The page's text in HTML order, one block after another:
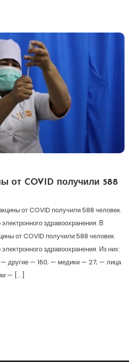
от COVID получили 588
от COVID получили 588 человек.
здравоохранения. В
от COVID получили 588 человек.
здравоохранения. Из них:
другие — 160; — медики — 27; — лица
— […]